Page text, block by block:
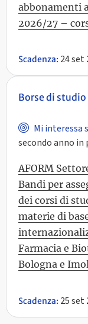
abbonamenti
2026/27 –
Scadenza: 24 set
Borse di
Mi interessa
secondo anno in
AFORM
Bandi per
dei corsi di
materie di
Farmacia e
Bologna e
Scadenza: 25 set